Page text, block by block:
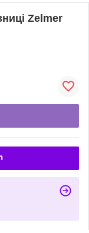
Zelmer